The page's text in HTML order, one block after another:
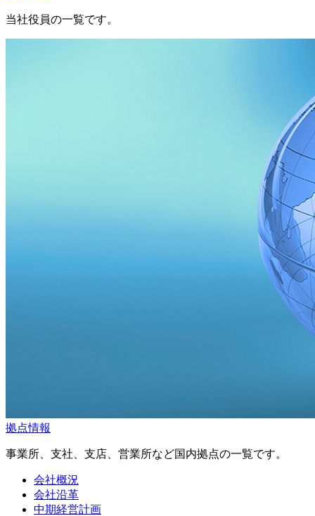
当社役員の一覧です。
拠点情報
事業所、支社、支店、営業所など国内拠点の一覧です。
会社概況
会社沿革
中期経営計画